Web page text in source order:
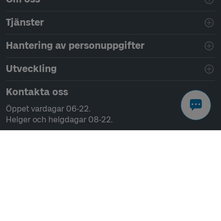
Tjänster
Hantering av personuppgifter
Utveckling
Kontakta oss
Öppet vardagar 06-22.
Helger och helgdagar 08-22.